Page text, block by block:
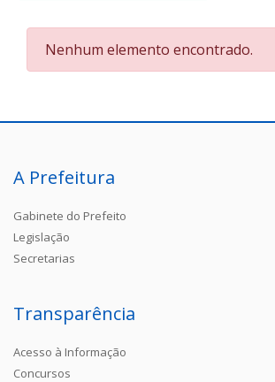
Nenhum elemento encontrado.
A Prefeitura
Gabinete do Prefeito
Legislação
Secretarias
Transparência
Acesso à Informação
Concursos